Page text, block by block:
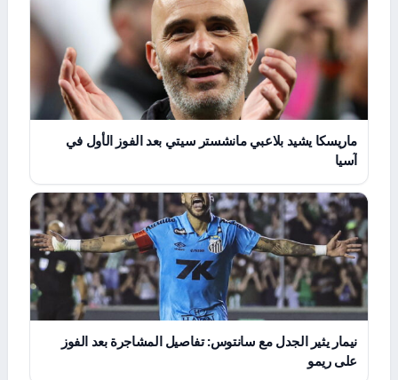
ماريسكا يشيد بلاعبي مانشستر سيتي بعد الفوز الأول في
آسيا
نيمار يثير الجدل مع سانتوس: تفاصيل المشاجرة بعد الفوز
على ريمو